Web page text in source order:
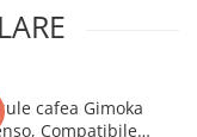
cafea Gimoka
Compatibile